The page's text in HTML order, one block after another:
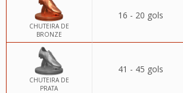
CHUTEIRA DE
BRONZE
16 - 20 gols
CHUTEIRA DE
PRATA
41 - 45 gols